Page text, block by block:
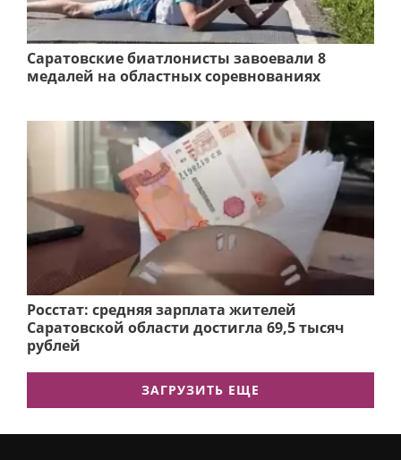
Саратовские биатлонисты завоевали 8
медалей на областных соревнованиях
Росстат: средняя зарплата жителей
Саратовской области достигла 69,5 тысяч
рублей
ЗАГРУЗИТЬ ЕЩЕ